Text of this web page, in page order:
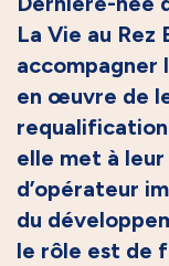
La Vie au Rez
accompagner
en œuvre de
elle met à
d’opérateur
du
le rôle est de